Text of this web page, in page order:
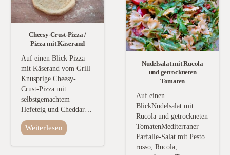
Cheesy-Crust-Pizza /
Pizza mit Käserand
Auf einen Blick Pizza
mit Käserand vom Grill
Knusprige Cheesy-
Crust-Pizza mit
selbstgemachtem
Hefeteig und Cheddar…
Weiterlesen
Nudelsalat mit Rucola
und getrockneten
Tomaten
Auf einen
BlickNudelsalat mit
Rucola und getrockneten
TomatenMediterraner
Farfalle-Salat mit Pesto
rosso, Rucola,